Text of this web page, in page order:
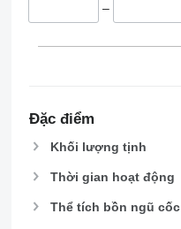
9750
9780
9900
C-series
–
Đặc điểm
Khối lượng tịnh
Thời gian hoạt động
Thể tích bồn ngũ cốc